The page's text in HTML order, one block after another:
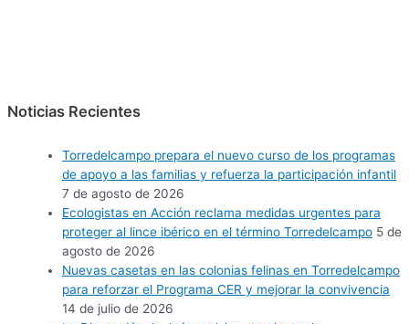
Noticias Recientes
Torredelcampo prepara el nuevo curso de los programas
de apoyo a las familias y refuerza la participación infantil
7 de agosto de 2026
Ecologistas en Acción reclama medidas urgentes para
proteger al lince ibérico en el término Torredelcampo 5 de
agosto de 2026
Nuevas casetas en las colonias felinas en Torredelcampo
para reforzar el Programa CER y mejorar la convivencia
14 de julio de 2026